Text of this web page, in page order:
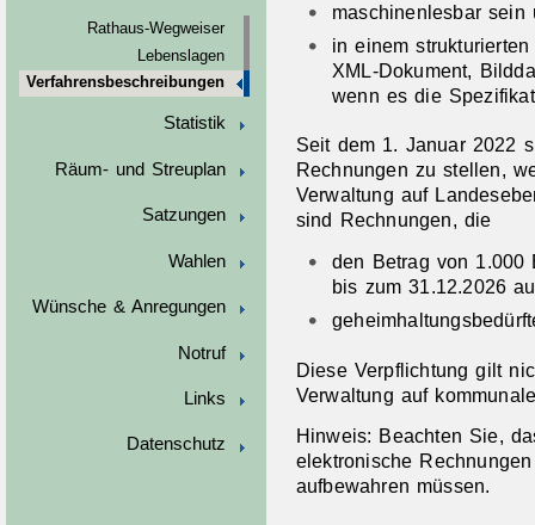
Rathaus-Wegweiser
Lebenslagen
Verfahrensbeschreibungen
Statistik
Räum- und Streuplan
Satzungen
Wahlen
Wünsche & Anregungen
Notruf
Links
Datenschutz
maschinenlesbar sein
in einem
XML-Dokument,
wenn es die
Seit dem 1. Januar 2022
Rechnungen zu stellen,
Verwaltung auf
sind Rechnungen, die
den Betrag von 1.000
bis zum 31.12.2026
Diese Verpflichtung gilt
Verwaltung auf
Hinweis: Beachten Sie,
elektronische
aufbewahren müssen.